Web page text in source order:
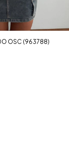
OSC (963788)